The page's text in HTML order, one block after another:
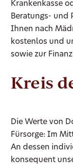
Krankenkasse
Beratungs- und
Ihnen nach
kostenlos und
sowie zur
Kreis
Die Werte von
Fürsorge: Im
An dessen
konsequent